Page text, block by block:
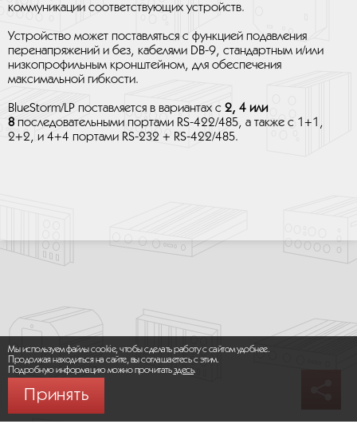
коммуникации соответствующих устройств.
Устройство может поставляться с функцией подавления
перенапряжений и без, кабелями DB-9, стандартным и/или
низкопрофильным кронштейном, для обеспечения
максимальной гибкости.
BlueStorm/LP поставляется в вариантах с 2, 4 или
8последовательными портами RS-422/485, а также с 1+1,
2+2, и 4+4 портами RS-232 + RS-422/485.
Мы используем файлы cookie, чтобы сделать работу с сайтом удобнее.
Продолжая находиться на сайте, вы соглашаетесь с этим.
Подробную информацию можно прочитатьздесь.
Принять